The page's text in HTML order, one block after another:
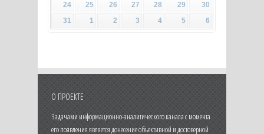
24
25 26 27 28 29
30
31
1 2 3 4 5 6
О ПРОЕКТЕ
Задачами информационно-аналитического канала с момента
его появления является донесение объективной и достоверной